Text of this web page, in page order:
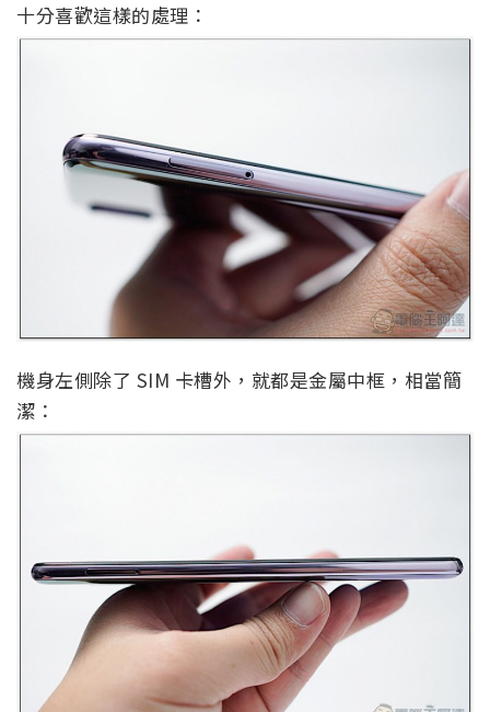
十分喜歡這樣的處理：
機身左側除了 SIM 卡槽外，就都是金屬中框，相當簡
潔：